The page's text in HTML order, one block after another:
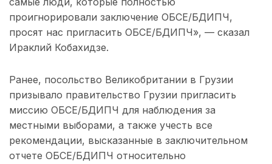
проигнорировали заключение ОБСЕ/БДИПЧ,
просят нас пригласить ОБСЕ/БДИПЧ», — сказал
Ираклий Кобахидзе.
Ранее, посольство Великобритании в Грузии
призывало правительство Грузии пригласить
миссию ОБСЕ/БДИПЧ для наблюдения за
местными выборами, а также учесть все
рекомендации, высказанные в заключительном
отчете ОБСЕ/БДИПЧ относительно